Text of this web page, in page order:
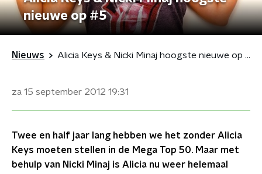
nieuwe op #5
Nieuws Alicia Keys & Nicki Minaj hoogste nieuwe op #5
za 15 september 2012 19:31
Twee en half jaar lang hebben we het zonder Alicia
Keys moeten stellen in de Mega Top 50. Maar met
behulp van Nicki Minaj is Alicia nu weer helemaal